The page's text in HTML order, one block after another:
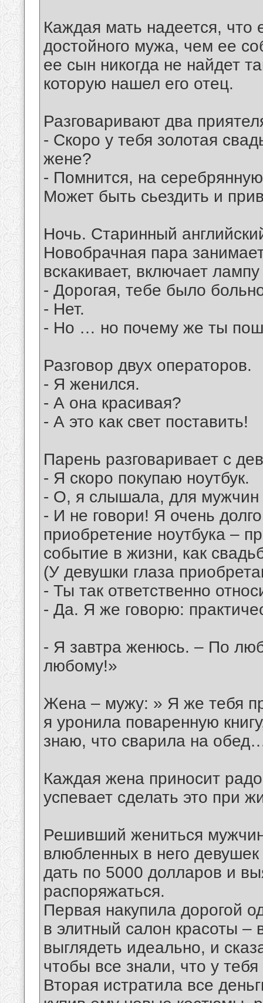
Каждая мать надеется, что
достойного мужа, чем ее
ее сын никогда не найдет
которую нашел его отец.
Разговаривают два
- Скоро у тебя золотая
жене?
- Помнится, на
Может быть сьездить и
Ночь. Старинный
Новобрачная пара
вскакивает, включает
- Дорогая, тебе было
- Нет.
- Но … но почему же ты
Разговор двух операторов.
- Я женился.
- А она красивая?
- А это как свет поставить!
Парень разговаривает с
- Я скоро покупаю ноутбук.
- О, я слышала, для мужчин
- И не говори! Я очень
приобретение ноутбука –
событие в жизни, как
(У девушки глаза
- Ты так ответственно
- Да. Я же говорю:
- Я завтра женюсь. – По
любому!»
Жена – мужу: » Я же тебя
я уронила поваренную
знаю, что сварила на
Каждая жена приносит
успевает сделать это при
Решивший жениться
влюбленных в него
дать по 5000 долларов и
распоряжаться.
Первая накупила дорогой
в элитный салон красоты
выглядеть идеально, и
чтобы все знали, что у
Вторая истратила все